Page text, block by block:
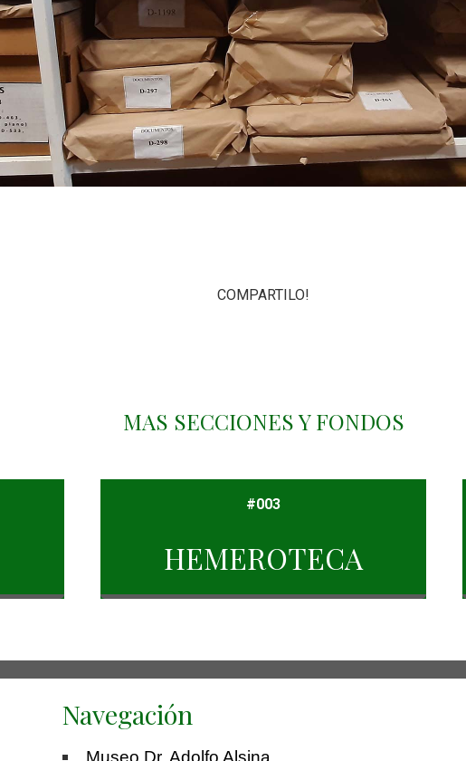
Previous
COMPARTILO!
MAS SECCIONES Y FONDOS
#003
HEMEROTECA
Navegación
Museo Dr. Adolfo Alsina